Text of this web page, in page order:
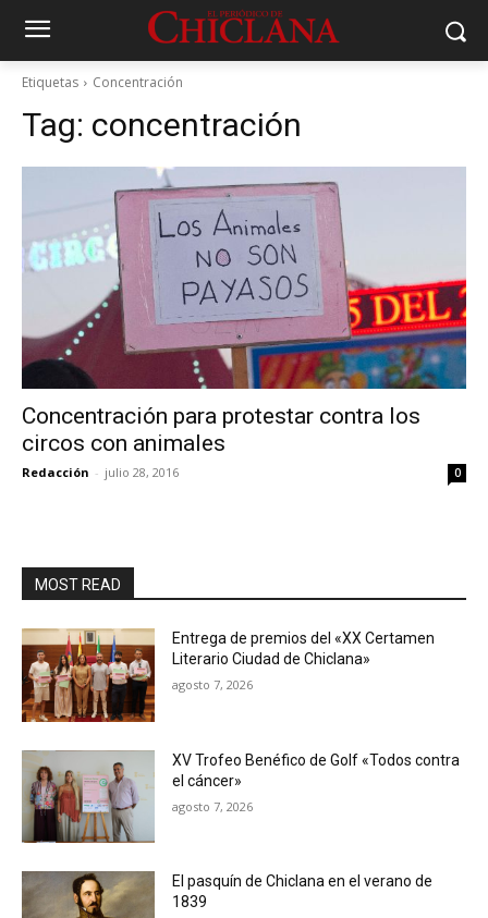
Etiquetas Concentración
Tag: concentración
Concentración para protestar contra los
circos con animales
Redacción - julio 28, 2016 0
MOST READ
Entrega de premios del «XX Certamen
Literario Ciudad de Chiclana»
agosto 7, 2026
XV Trofeo Benéfico de Golf «Todos contra
el cáncer»
agosto 7, 2026
El pasquín de Chiclana en el verano de
1839